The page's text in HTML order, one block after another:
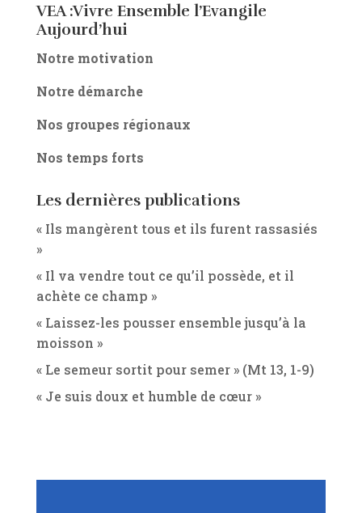
VEA :Vivre Ensemble l’Evangile
Aujourd’hui
Notre motivation
Notre démarche
Nos groupes régionaux
Nos temps forts
Les dernières publications
« Ils mangèrent tous et ils furent rassasiés
»
« Il va vendre tout ce qu’il possède, et il
achète ce champ »
« Laissez-les pousser ensemble jusqu’à la
moisson »
« Le semeur sortit pour semer » (Mt 13, 1-9)
« Je suis doux et humble de cœur »